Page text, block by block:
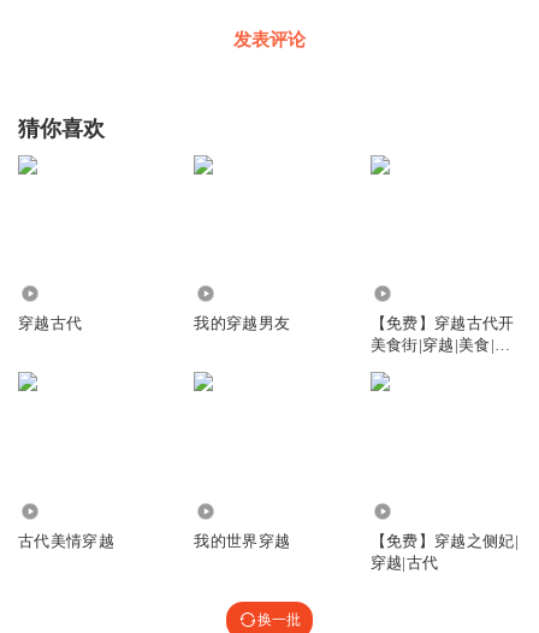
发表评论
猜你喜欢
穿越古代 我的穿越男友
【免费】穿越古代开
美食街|穿越|美食|古
古代美情穿越 我的世界穿越
【免费】穿越之侧妃|
穿越|古代
换一批